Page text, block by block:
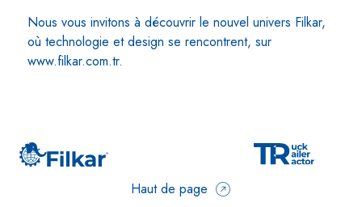
Nous vous invitons à découvrir le nouvel univers Filkar,
où technologie et design se rencontrent, sur
www.filkar.com.tr.
Haut de page